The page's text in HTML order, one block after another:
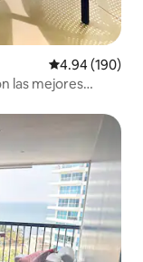
Calificación
4.94 (190)
las mejores